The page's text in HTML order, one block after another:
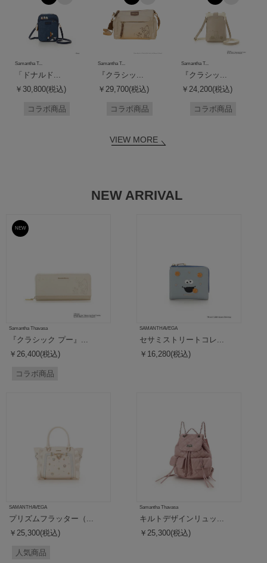
Samantha T...
「ドナルド...
￥30,800(税込)
コラボ商品
Samantha T...
『クラシッ...
￥29,700(税込)
コラボ商品
Samantha T...
『クラシッ...
￥24,200(税込)
コラボ商品
VIEW MORE
NEW ARRIVAL
予約
NEW
Samantha Thavasa
『クラシック プー』...
￥26,400(税込)
コラボ商品
SAMANTHAVEGA
セサミストリートコレ...
￥16,280(税込)
SAMANTHAVEGA
プリズムフラッター（...
￥25,300(税込)
人気商品
Samantha Thavasa
キルトデザインリュッ...
￥25,300(税込)